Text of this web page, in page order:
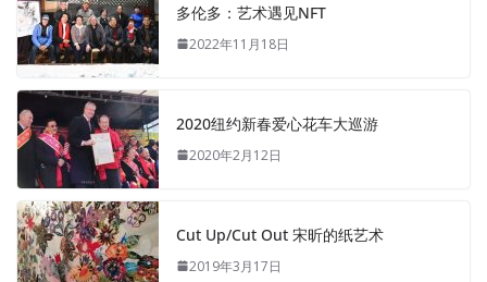
多伦多：艺术遇见NFT
2022年11月18日
2020纽约新春爱心花车大巡游
2020年2月12日
Cut Up/Cut Out 宋昕的纸艺术
2019年3月17日